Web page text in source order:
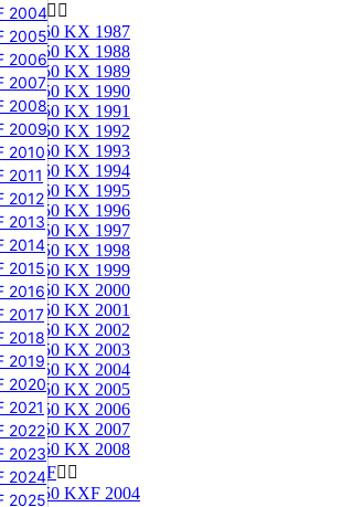
2004
2005
2006
2007
2008
2009
2010
2011
2012
2013
2014
2015
2016
2017
2018
2019
2020
2021
2022
2023
2024
2025
KX 
250 KX 1987
250 KX 1988
250 KX 1989
250 KX 1990
250 KX 1991
250 KX 1992
250 KX 1993
250 KX 1994
250 KX 1995
250 KX 1996
250 KX 1997
250 KX 1998
250 KX 1999
250 KX 2000
250 KX 2001
250 KX 2002
250 KX 2003
250 KX 2004
250 KX 2005
250 KX 2006
250 KX 2007
250 KX 2008
KXF 
250 KXF 2004